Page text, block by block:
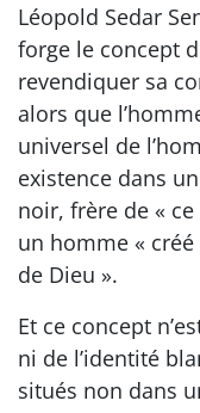
Léopold Sedar
forge le concept
revendiquer sa
alors que
universel de
existence dans
noir, frère de « ce
un homme « créé
de Dieu ».
Et ce concept
ni de l’identité
situés non dans